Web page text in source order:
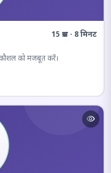
15 प्रश्न · 8 मिनट
कौशल को मजबूत करें।